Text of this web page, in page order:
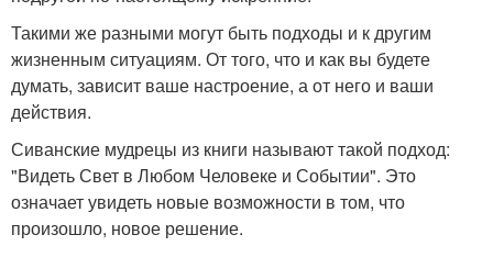
Такими же разными могут быть подходы и к другим
жизненным ситуациям. От того, что и как вы будете
думать, зависит ваше настроение, а от него и ваши
действия.
Сиванские мудрецы из книги называют такой подход:
"Видеть Свет в Любом Человеке и Событии". Это
означает увидеть новые возможности в том, что
произошло, новое решение.